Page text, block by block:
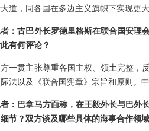
道，同各国在多边主义旗帜下实现更
：古巴外长罗德里格斯在联合国安理
有何评论？
一贯主张尊重各国主权、领土完整，
法以及《联合国宪章》宗旨和原则。
：巴拿马方面称，在王毅外长与巴外
节？双方谈及哪些具体的海事合作领